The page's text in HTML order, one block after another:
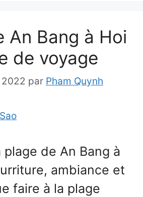
An Bang à Hoi
de voyage
par Pham Quynh
de An Bang à
ambiance et
faire à la plage